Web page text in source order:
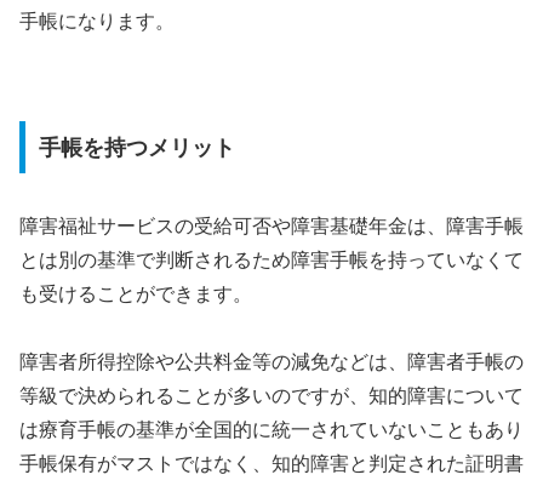
手帳になります。
手帳を持つメリット
障害福祉サービスの受給可否や障害基礎年金は、障害手帳
とは別の基準で判断されるため障害手帳を持っていなくて
も受けることができます。
障害者所得控除や公共料金等の減免などは、障害者手帳の
等級で決められることが多いのですが、知的障害について
は療育手帳の基準が全国的に統一されていないこともあり
手帳保有がマストではなく、知的障害と判定された証明書